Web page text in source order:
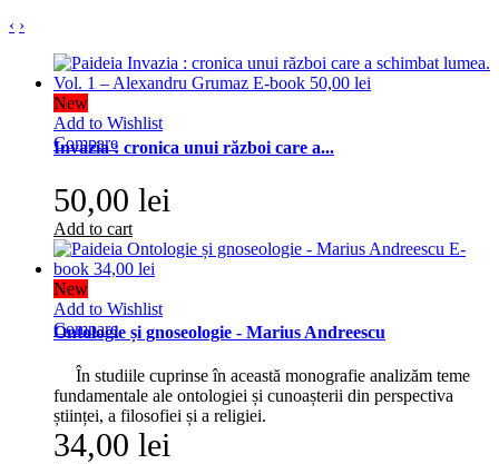
‹ ›
New
Add to Wishlist
Compare
Invazia : cronica unui război care a...
50,00 lei
Add to cart
New
Add to Wishlist
Compare
Ontologie și gnoseologie - Marius Andreescu
În studiile cuprinse în această monografie analizăm teme
fundamentale ale ontologiei și cunoașterii din perspectiva
științei, a filosofiei și a religiei.
34,00 lei